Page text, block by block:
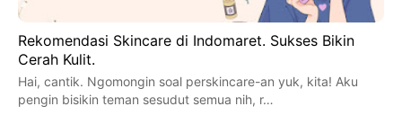
Rekomendasi Skincare di Indomaret. Sukses Bikin
Cerah Kulit.
Hai, cantik. Ngomongin soal perskincare-an yuk, kita! Aku
pengin bisikin teman sesudut semua nih, r…